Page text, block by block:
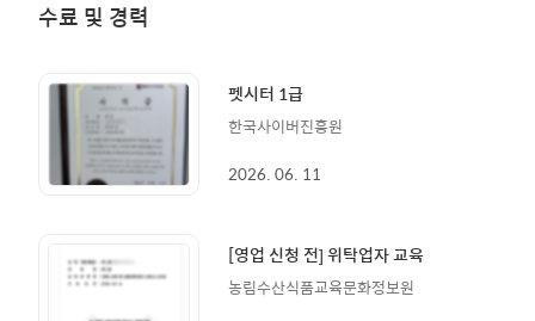
수료 및 경력
펫시터 1급
한국사이버진흥원
2026. 06. 11
[영업 신청 전] 위탁업자 교육
농림수산식품교육문화정보원